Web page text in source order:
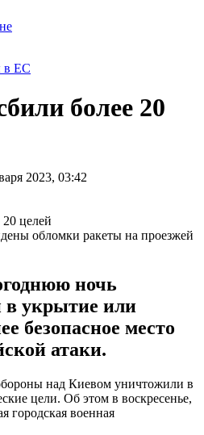
в ЕС
более 20
2023, 03:42
обломки ракеты на проезжей
ночь
укрытие или
безопасное место
атаки.
над Киевом уничтожили в
цели. Об этом в воскресенье,
городская военная